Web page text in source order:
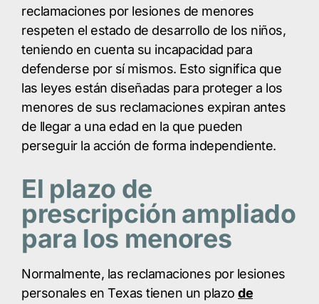
reclamaciones por lesiones de menores
respeten el estado de desarrollo de los niños,
teniendo en cuenta su incapacidad para
defenderse por sí mismos. Esto significa que
las leyes están diseñadas para proteger a los
menores de sus reclamaciones expiran antes
de llegar a una edad en la que pueden
perseguir la acción de forma independiente.
El plazo de
prescripción ampliado
para los menores
Normalmente, las reclamaciones por lesiones
personales en Texas tienen un plazo de